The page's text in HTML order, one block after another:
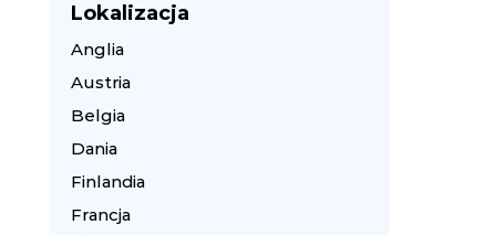
Lokalizacja
Anglia
Austria
Belgia
Dania
Finlandia
Francja